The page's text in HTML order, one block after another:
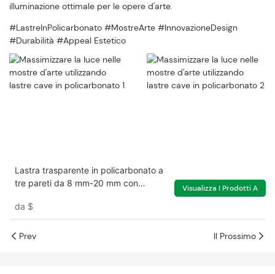
illuminazione ottimale per le opere d'arte.
#LastreInPolicarbonato #MostreArte #InnovazioneDesign
#Durabilità #Appeal Estetico
Lastra trasparente in policarbonato a
tre pareti da 8 mm-20 mm con
da $
Visualizza I Prodotti A
Prev Il Prossimo